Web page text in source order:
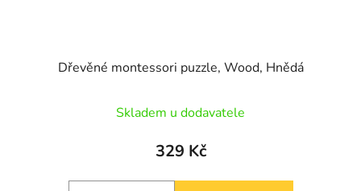
Dřevěné montessori puzzle, Wood, Hnědá
Skladem u dodavatele
329 Kč